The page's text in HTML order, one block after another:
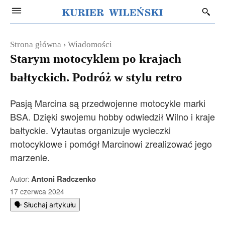
Strona główna Wiadomości
Starym motocyklem po krajach
bałtyckich. Podróż w stylu retro
Pasją Marcina są przedwojenne motocykle marki
BSA. Dzięki swojemu hobby odwiedził Wilno i kraje
bałtyckie. Vytautas organizuje wycieczki
motocyklowe i pomógł Marcinowi zrealizować jego
marzenie.
Autor:Antoni Radczenko
17 czerwca 2024
🗣️ Słuchaj artykułu